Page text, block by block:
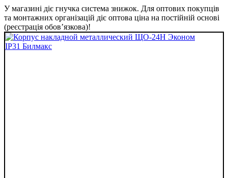
У магазині діє гнучка система знижок. Для оптових покупців
та монтажних організацій діє оптова ціна на постійній основі
(реєстрація обов’язкова)!